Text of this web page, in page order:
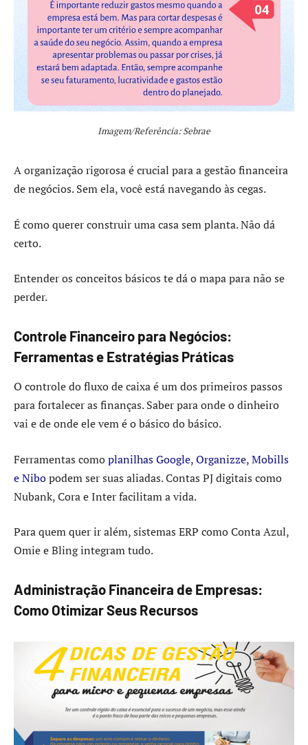
Imagem/Referência: Sebrae
A organização rigorosa é crucial para a gestão financeira
de negócios. Sem ela, você está navegando às cegas.
É como querer construir uma casa sem planta. Não dá
certo.
Entender os conceitos básicos te dá o mapa para não se
perder.
Controle Financeiro para Negócios:
Ferramentas e Estratégias Práticas
O controle do fluxo de caixa é um dos primeiros passos
para fortalecer as finanças. Saber para onde o dinheiro
vai e de onde ele vem é o básico do básico.
Ferramentas comoplanilhas Google, Organizze, Mobills
e Nibopodem ser suas aliadas. Contas PJ digitais como
Nubank, Cora e Inter facilitam a vida.
Para quem quer ir além, sistemas ERP como Conta Azul,
Omie e Bling integram tudo.
Administração Financeira de Empresas:
Como Otimizar Seus Recursos